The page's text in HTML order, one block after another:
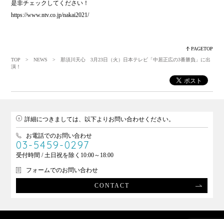
是非チェックしてください！
https://www.ntv.co.jp/nakai2021/
PAGETOP
TOP
>NEWS
> 那須川天心 3月23日（火）日本テレビ「中居正広の3番勝負」に出
演！
詳細につきましては、以下よりお問い合わせください。
お電話でのお問い合わせ
03-5459-0297
受付時間 / 土日祝を除く10:00～18:00
フォームでのお問い合わせ
CONTACT